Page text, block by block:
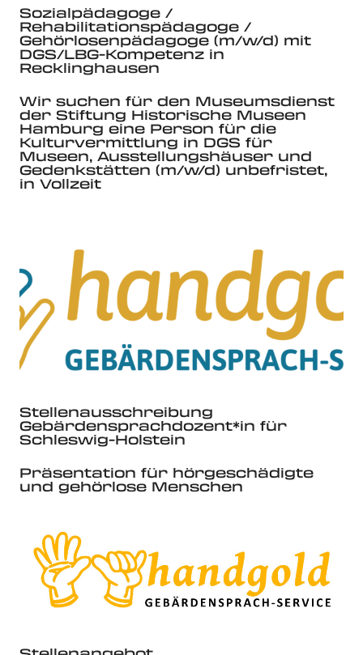
Sozialpädagoge /
Rehabilitationspädagoge /
Gehörlosenpädagoge (m/w/d) mit
DGS/LBG-Kompetenz in
Recklinghausen
Wir suchen für den Museumsdienst
der Stiftung Historische Museen
Hamburg eine Person für die
Kulturvermittlung in DGS für
Museen, Ausstellungshäuser und
Gedenkstätten (m/w/d) unbefristet,
in Vollzeit
Stellenausschreibung
Gebärdensprachdozent*in für
Schleswig-Holstein
Präsentation für hörgeschädigte
und gehörlose Menschen